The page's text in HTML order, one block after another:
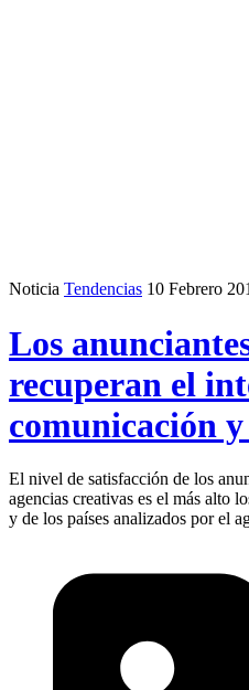
Noticia Tendencias 10 Febrero
Los
recuperan el
comunicación
El nivel de satisfacción de los
agencias creativas es el más alto
y de los países analizados por el